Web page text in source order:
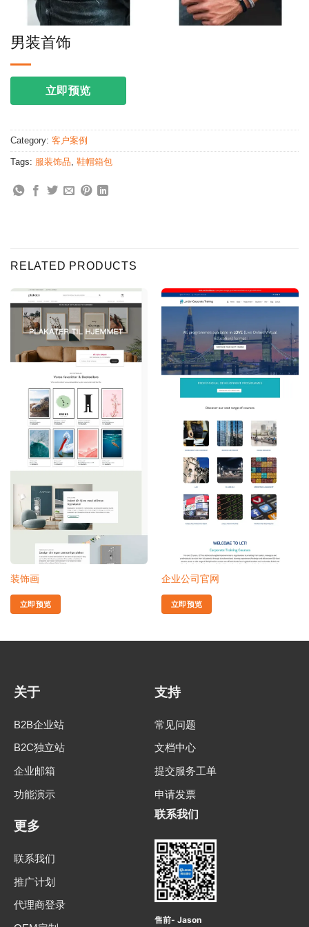
男装首饰
立即预览
Category: 客户案例
Tags: 服装饰品, 鞋帽箱包
RELATED PRODUCTS
装饰画
立即预览
企业公司官网
立即预览
关于
B2B企业站
B2C独立站
企业邮箱
功能演示
支持
常见问题
文档中心
提交服务工单
申请发票
更多
联系我们
推广计划
代理商登录
联系我们
售前- Jason